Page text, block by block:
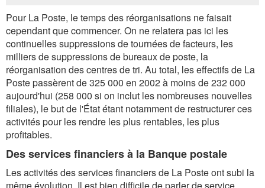
Pour La Poste, le temps des réorganisations ne faisait
cependant que commencer. On ne relatera pas ici les
continuelles suppressions de tournées de facteurs, les
milliers de suppressions de bureaux de poste, la
réorganisation des centres de tri. Au total, les effectifs de La
Poste passèrent de 325 000 en 2002 à moins de 232 000
aujourd'hui (258 000 si on inclut les nombreuses nouvelles
filiales), le but de l'État étant notamment de restructurer ces
activités pour les rendre les plus rentables, les plus
profitables.
Des services financiers à la Banque postale
Les activités des services financiers de La Poste ont subi la